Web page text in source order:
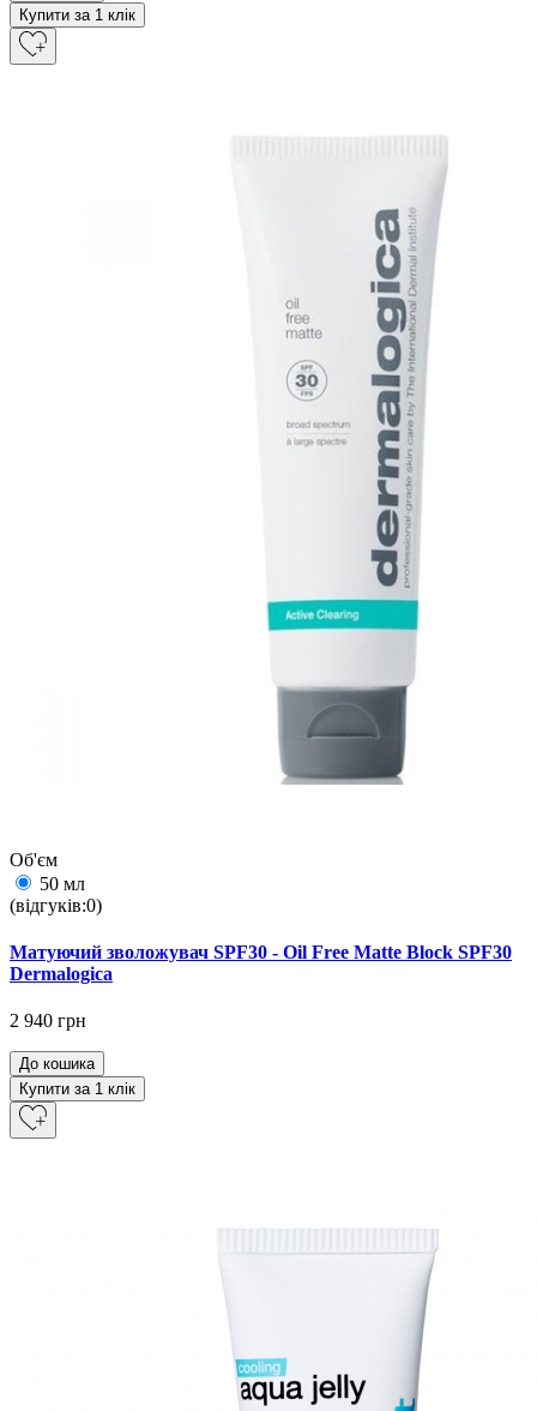
Купити за 1 клiк
Об'єм
50 мл
(відгуків:0)
Матуючий зволожувач SPF30 - Oil Free Matte Block SPF30
Dermalogica
2 940 грн
До кошика
Купити за 1 клiк